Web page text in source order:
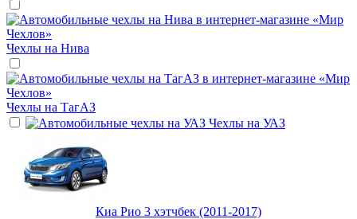
Чехлы на Нива
Чехлы на ТагАЗ
Чехлы на УАЗ
Киа Рио 3 хэтчбек (2011-2017)